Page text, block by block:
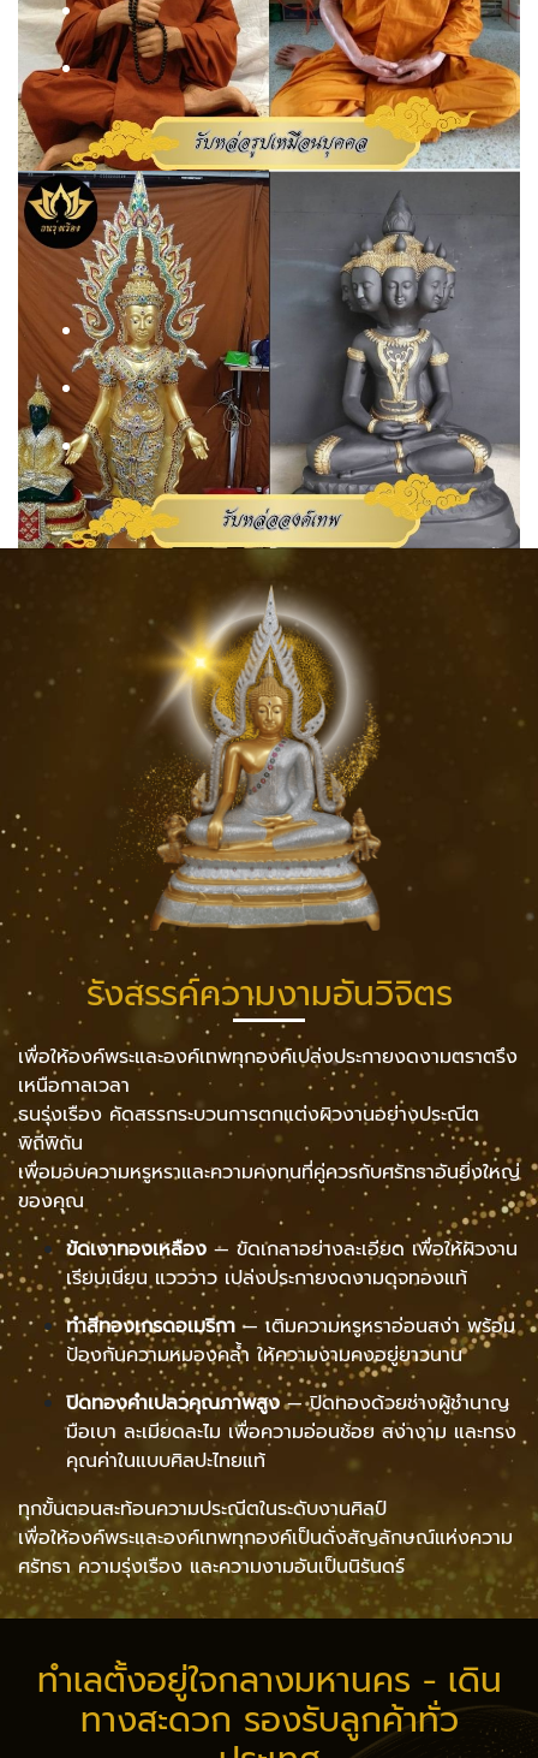
รังสรรค์ความงามอันวิจิตร
เพื่อให้องค์พระและองค์เทพทุกองค์เปล่งประกายงดงามตราตรึง
เหนือกาลเวลา
ธนรุ่งเรือง คัดสรรกระบวนการตกแต่งผิวงานอย่างประณีต
พิถีพิถัน
เพื่อมอบความหรูหราและความคงทนที่คู่ควรกับศรัทธาอันยิ่งใหญ่
ของคุณ
ขัดเงาทองเหลือง — ขัดเกลาอย่างละเอียด เพื่อให้ผิวงาน
เรียบเนียน แวววาว เปล่งประกายงดงามดุจทองแท้
ทำสีทองเกรดอเมริกา — เติมความหรูหราอ่อนสง่า พร้อม
ป้องกันความหมองคล้ำ ให้ความงามคงอยู่ยาวนาน
ปิดทองคำเปลวคุณภาพสูง— ปิดทองด้วยช่างผู้ชำนาญ
มือเบา ละเมียดละไม เพื่อความอ่อนช้อย สง่างาม และทรง
คุณค่าในแบบศิลปะไทยแท้
ทุกขั้นตอนสะท้อนความประณีตในระดับงานศิลป์
เพื่อให้องค์พระและองค์เทพทุกองค์เป็นดั่งสัญลักษณ์แห่งความ
ศรัทธา ความรุ่งเรือง และความงามอันเป็นนิรันดร์
ทำเลตั้งอยู่ใจกลางมหานคร - เดิน
ทางสะดวก รองรับลูกค้าทั่ว